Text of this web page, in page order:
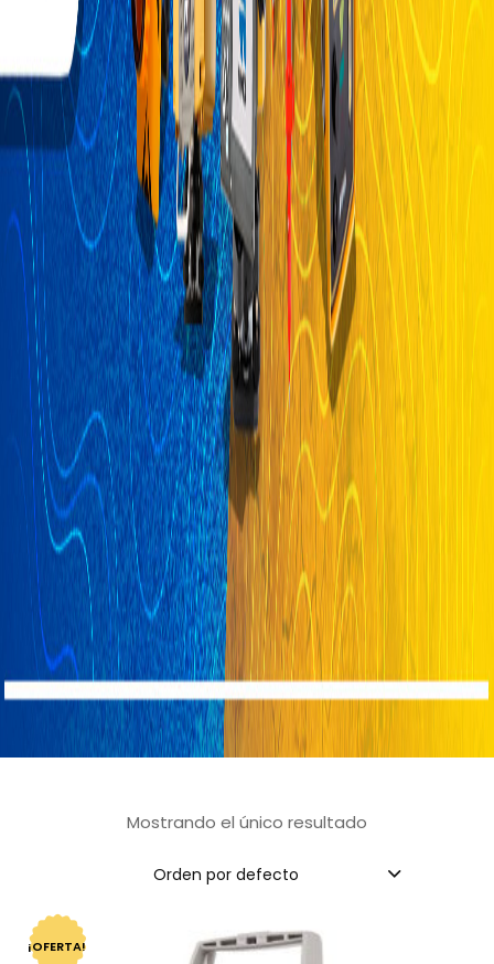
Mostrando el único resultado
Orden por defecto
¡OFERTA!